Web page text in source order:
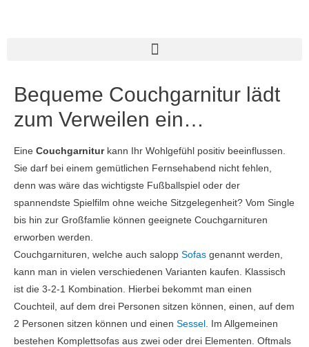
Bequeme Couchgarnitur lädt
zum Verweilen ein…
Eine Couchgarniturkann Ihr Wohlgefühl positiv beeinflussen.
Sie darf bei einem gemütlichen Fernsehabend nicht fehlen,
denn was wäre das wichtigste Fußballspiel oder der
spannendste Spielfilm ohne weiche Sitzgelegenheit? Vom Single
bis hin zur Großfamlie können geeignete Couchgarnituren
erworben werden.
Couchgarnituren, welche auch salopp Sofas genannt werden,
kann man in vielen verschiedenen Varianten kaufen. Klassisch
ist die 3-2-1 Kombination. Hierbei bekommt man einen
Couchteil, auf dem drei Personen sitzen können, einen, auf dem
2 Personen sitzen können und einen Sessel . Im Allgemeinen
bestehen Komplettsofas aus zwei oder drei Elementen. Oftmals